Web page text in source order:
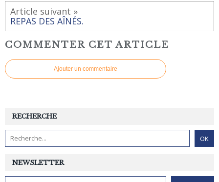
Article suivant »
REPAS DES AÎNÉS.
COMMENTER CET ARTICLE
Ajouter un commentaire
NEWSLETTER
RECHERCHE